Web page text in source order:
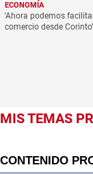
ECONOMÍA
'Ahora podemos
comercio desde
MIS TEMAS